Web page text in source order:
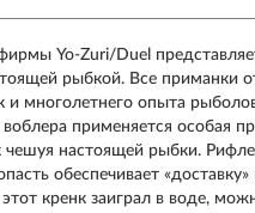
Yo-Zuri/Duel
рыбкой. Все приманки
и многолетнего опыта
применяется особая
чешуя настоящей рыбки.
обеспечивает
кренк заиграл в воде,